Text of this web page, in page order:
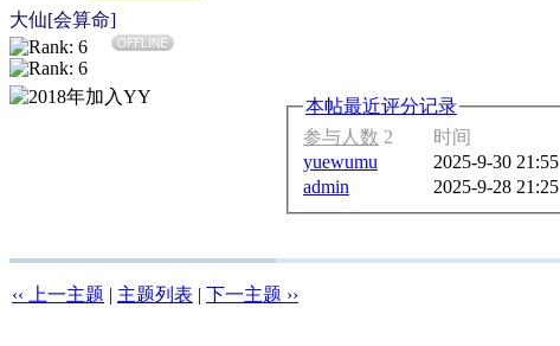
大仙[会算命]
OFFLINE
本帖最近评分记录
参与人数 2 时间
yuewumu
2025-9-30 21:55
admin
2025-9-28 21:25
‹‹ 上一主题 | 主题列表 | 下一主题 ››